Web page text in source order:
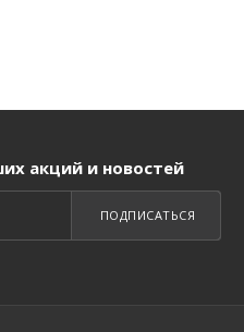
акций и новостей
ПОДПИСАТЬСЯ